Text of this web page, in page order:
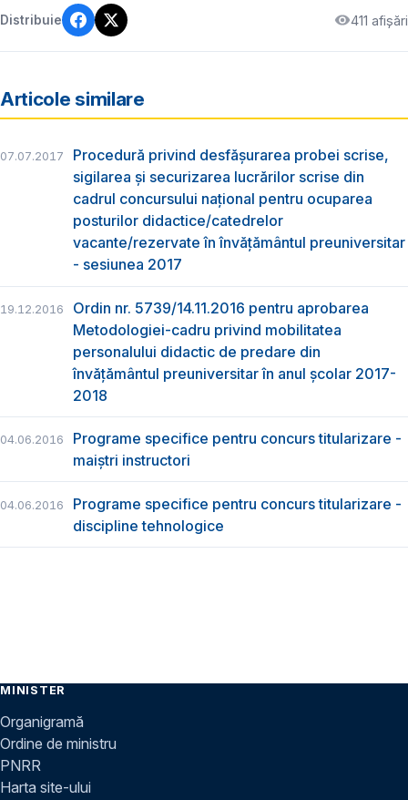
Distribuie 411 afișări
Articole similare
07.07.2017
Procedură privind desfășurarea probei scrise,
sigilarea și securizarea lucrărilor scrise din
cadrul concursului național pentru ocuparea
posturilor didactice/catedrelor
vacante/rezervate în învățământul preuniversitar
- sesiunea 2017
19.12.2016
Ordin nr. 5739/14.11.2016 pentru aprobarea
Metodologiei-cadru privind mobilitatea
personalului didactic de predare din
învăţământul preuniversitar în anul şcolar 2017-
2018
04.06.2016
Programe specifice pentru concurs titularizare -
maiștri instructori
04.06.2016
Programe specifice pentru concurs titularizare -
discipline tehnologice
MINISTER
Organigramă
Ordine de ministru
PNRR
Harta site-ului